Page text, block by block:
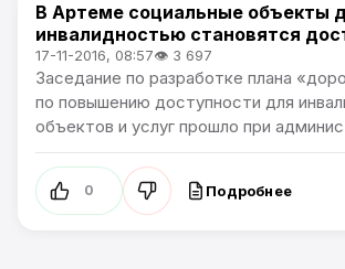
Новости Артёма
В Артеме социальные объекты
инвалидностью становятся
17-11-2016, 08:57👁 3 697
Заседание по разработке плана
по повышению доступности для
объектов и услуг прошло при
0 Подробнее